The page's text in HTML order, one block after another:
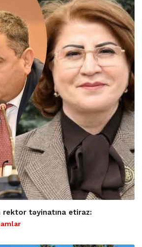
rektor təyinatına etiraz: